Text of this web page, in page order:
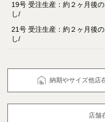
19号 受注生産：約２ヶ月後
し
21号 受注生産：約２ヶ月後
し
納期やサイズ他店
店舗